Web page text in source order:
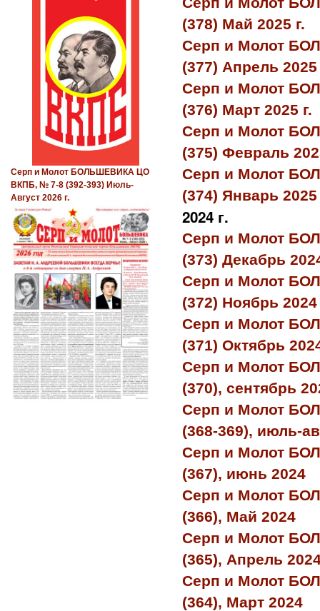
(378) Май 2025 г.
Серп и Молот
(377) Апрель 2025
Серп и Молот
(376) Март 2025 г.
Серп и Молот
(375) Февраль
Серп и Молот
(374) Январь 2025
2024 г.
Серп и Молот
(373) Декабрь
Серп и Молот
(372) Ноябрь 2024
Серп и Молот
(371) Октябрь
Серп и Молот
(370), сентябрь
Серп и Молот
(368-369), июль-
Серп и Молот
(367), июнь 2024
Серп и Молот
(366), Май 2024
Серп и Молот
(365), Апрель
Серп и Молот
(364), Март 2024
Серп и Молот БОЛЬШЕВИКА ЦО
ВКПБ, № 7-8 (392-393) Июль-
Август 2026 г.